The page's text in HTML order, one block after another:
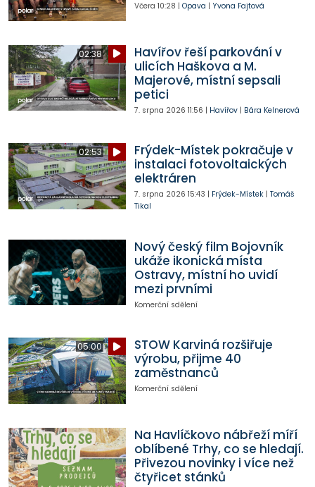
Včera 10:28 | Opava | Yvona Fajtová
02:38
Havířov řeší parkování v
ulicích Haškova a M.
Majerové, místní sepsali
petici
7. srpna 2026 11:56 | Havířov| Bára Kelnerová
02:53
Frýdek-Místek pokračuje v
instalaci fotovoltaických
elektráren
7. srpna 2026 15:43 | Frýdek-Místek| Tomáš
Tikal
Nový český film Bojovník
ukáže ikonická místa
Ostravy, místní ho uvidí
mezi prvními
Komerční sdělení
05:00
STOW Karviná rozšiřuje
výrobu, přijme 40
zaměstnanců
Komerční sdělení
Na Havlíčkovo nábřeží míří
oblíbené Trhy, co se hledají.
Přivezou novinky i více než
čtyřicet stánků